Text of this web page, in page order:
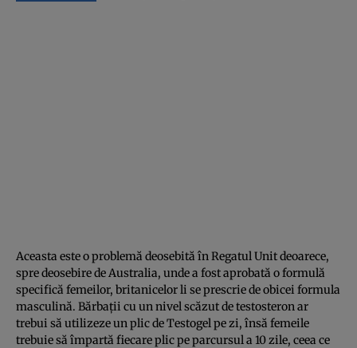
Aceasta este o problemă deosebită în Regatul Unit deoarece,
spre deosebire de Australia, unde a fost aprobată o formulă
specifică femeilor, britanicelor li se prescrie de obicei formula
masculină. Bărbații cu un nivel scăzut de testosteron ar
trebui să utilizeze un plic de Testogel pe zi, însă femeile
trebuie să împartă fiecare plic pe parcursul a 10 zile, ceea ce